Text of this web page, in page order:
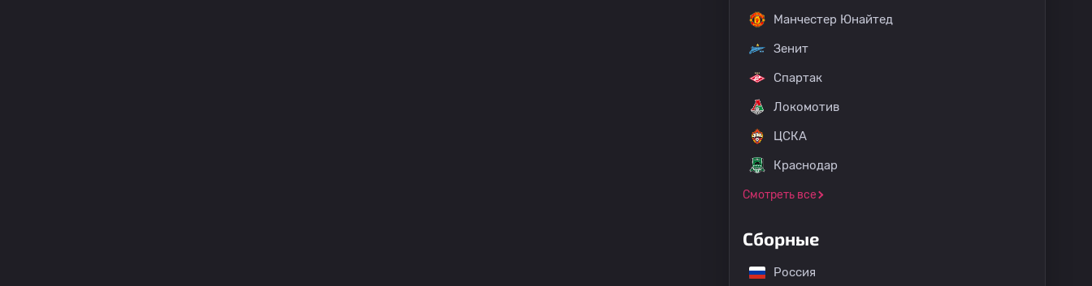
Манчестер Юнайтед
Зенит
Спартак
Локомотив
ЦСКА
Краснодар
Смотреть все
Сборные
Россия